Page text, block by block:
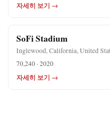
자세히 보기 →
SoFi Stadium
Inglewood, California, United
70,240 · 2020
자세히 보기 →